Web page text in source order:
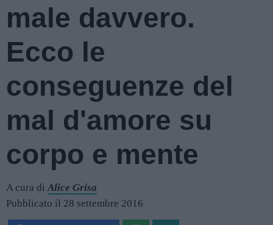
male davvero.
Ecco le
conseguenze del
mal d'amore su
corpo e mente
A cura diAlice Grisa
Pubblicato il 28 settembre 2016